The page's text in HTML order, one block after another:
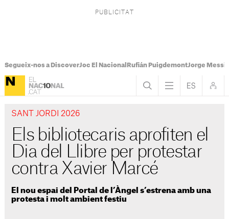
Segueix-nos a DiscoverJoc El Nacional Rufián PuigdemontJorge Messi
SANT JORDI 2026
Els bibliotecaris aprofiten el
Dia del Llibre per protestar
contra Xavier Marcé
El nou espai del Portal de l’Àngel s’estrena amb una
protesta i molt ambient festiu